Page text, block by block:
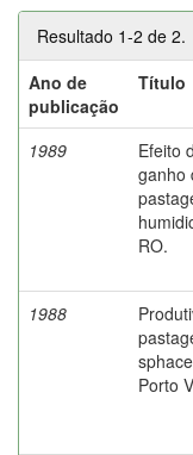
Resultado 1-2 de 2.
Ano de
publicação
Título
1989
Efeito
ganho
RO.
1988
Porto